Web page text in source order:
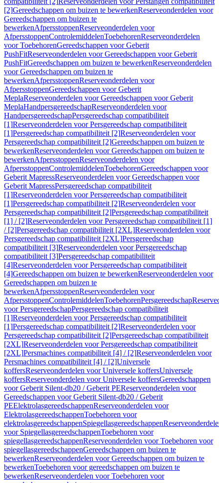
[2]Gereedschappen om buizen te bewerkenReserveonderdelen voor
Gereedschappen om buizen te
bewerkenAfpersstoppenReserveonderdelen voor
AfpersstoppenControlemiddelenToebehorenReserveonderdelen
voor ToebehorenGereedschappen voor Geberit
PushFitReserveonderdelen voor Gereedschappen voor Geberit
PushFitGereedschappen om buizen te bewerkenReserveonderdelen
voor Gereedschappen om buizen te
bewerkenAfpersstoppenReserveonderdelen voor
AfpersstoppenGereedschappen voor Geberit
MeplaReserveonderdelen voor Gereedschappen voor Geberit
MeplaHandpersgereedschapReserveonderdelen voor
HandpersgereedschapPersgereedschap compatibiliteit
[1]Reserveonderdelen voor Persgereedschap compatibiliteit
[1]Persgereedschap compatibiliteit [2]Reserveonderdelen voor
Persgereedschap compatibiliteit [2]Gereedschappen om buizen te
bewerkenReserveonderdelen voor Gereedschappen om buizen te
bewerkenAfpersstoppenReserveonderdelen voor
AfpersstoppenControlemiddelenToebehorenGereedschappen voor
Geberit MapressReserveonderdelen voor Gereedschappen voor
Geberit MapressPersgereedschap compatibiliteit
[1]Reserveonderdelen voor Persgereedschap compatibiliteit
[1]Persgereedschap compatibiliteit [2]Reserveonderdelen voor
Persgereedschap compatibiliteit [2]Persgereedschap compatibiliteit
[1] / [2]Reserveonderdelen voor Persgereedschap compatibiliteit [1]
/ [2]Persgereedschap compatibiliteit [2XL]Reserveonderdelen voor
Persgereedschap compatibiliteit [2XL]Persgereedschap
compatibiliteit [3]Reserveonderdelen voor Persgereedschap
compatibiliteit [3]Persgereedschap compatibiliteit
[4]Reserveonderdelen voor Persgereedschap compatibiliteit
[4]Gereedschappen om buizen te bewerkenReserveonderdelen voor
Gereedschappen om buizen te
bewerkenAfpersstoppenReserveonderdelen voor
AfpersstoppenControlemiddelenToebehorenPersgereedschap
voor PersgereedschapPersgereedschap compatibiliteit
[1]Reserveonderdelen voor Persgereedschap compatibiliteit
[1]Persgereedschap compatibiliteit [2]Reserveonderdelen voor
Persgereedschap compatibiliteit [2]Persgereedschap compatibiliteit
[2XL]Reserveonderdelen voor Persgereedschap compatibiliteit
[2XL]Persmachines compatibiliteit [4] / [2]Reserveonderdelen voor
Persmachines compatibiliteit [4] / [2]Universele
koffersReserveonderdelen voor Universele koffersUniversele
koffersReserveonderdelen voor Universele koffersGereedschappen
voor Geberit Silent-db20 / Geberit PEReserveonderdelen voor
Gereedschappen voor Geberit Silent-db20 / Geberit
PEElektrolasgereedschappenReserveonderdelen voor
ElektrolasgereedschappenToebehoren voor
elektrolasgereedschappenSpiegellasgereedschappen
voor SpiegellasgereedschappenToebehoren voor
spiegellasgereedschappenReserveonderdelen voor Toebehoren voor
spiegellasgereedschappenGereedschappen om buizen te
bewerkenReserveonderdelen voor Gereedschappen om buizen te
bewerkenToebehoren voor gereedschappen om buizen te
bewerkenReserveonderdelen voor Toebehoren voor